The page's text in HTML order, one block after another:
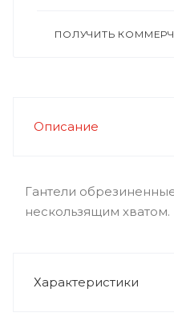
ПОЛУЧИТЬ
Описание
Гантели
нескользящим хватом.
Характеристики